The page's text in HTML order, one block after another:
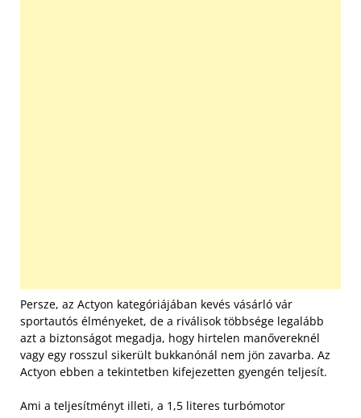
Persze, az Actyon kategóriájában kevés vásárló vár
sportautós élményeket, de a riválisok többsége legalább
azt a biztonságot megadja, hogy hirtelen manővereknél
vagy egy rosszul sikerült bukkanónál nem jön zavarba. Az
Actyon ebben a tekintetben kifejezetten gyengén teljesít.
Ami a teljesítményt illeti, a 1,5 literes turbómotor